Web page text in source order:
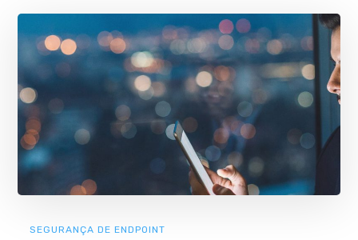
SEGURANÇA DE ENDPOINT